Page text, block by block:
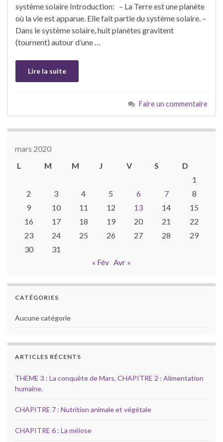
système solaire Introduction: – La Terre est une planète
où la vie est apparue. Elle fait partie du système solaire. –
Dans le système solaire, huit planètes gravitent
(tournent) autour d’une …
Lire la suite
Faire un commentaire
mars 2020
L
M M J V S
D
1
2
3 4 5 6 7
8
9
10 11 12 13 14
15
16
17 18 19 20 21
22
23
24 25 26 27 28
29
30
31
« Fév Avr »
CATÉGORIES
Aucune catégorie
ARTICLES RÉCENTS
THEME 3 : La conquête de Mars, CHAPITRE 2 : Alimentation
humaine.
CHAPITRE 7 : Nutrition animale et végétale
CHAPITRE 6 : La méiose